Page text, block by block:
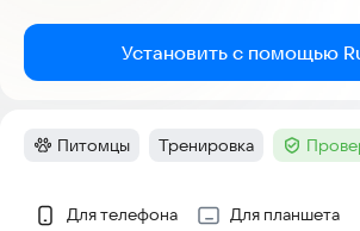
Установить с помощью
Категория:
Питомцы Тег:
Тренировка Тег :
Скриншоты
Для телефона Для планшета